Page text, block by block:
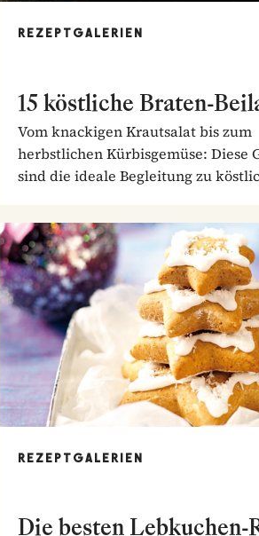
REZEPTGALERIEN
15 köstliche Braten-
Vom knackigen Krautsalat bis zum
herbstlichen Kürbisgemüse: Diese
sind die ideale Begleitung zu
REZEPTGALERIEN
Die besten Lebkuchen-